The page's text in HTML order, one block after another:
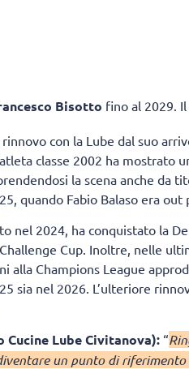
Bisotto fino al 2029.
con la Lube dal suo
classe 2002 ha mostrato
la scena anche da
quando Fabio Balaso era out
nel 2024, ha conquistato la
Cup. Inoltre, nelle
alla Champions League
sia nel 2026. L’ulteriore
Lube Civitanova): “
un punto di riferimento